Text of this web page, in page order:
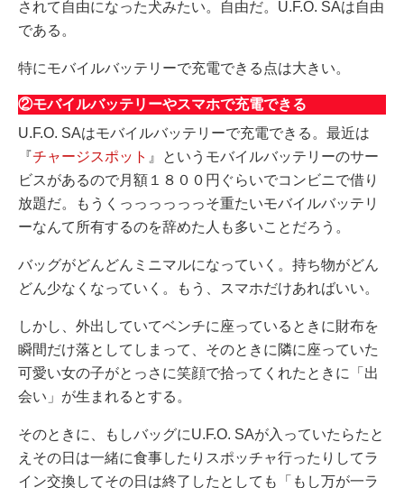
されて自由になった犬みたい。自由だ。U.F.O. SAは自由
である。
特にモバイルバッテリーで充電できる点は大きい。
②モバイルバッテリーやスマホで充電できる
U.F.O. SAはモバイルバッテリーで充電できる。最近は
『 チャージスポット 』というモバイルバッテリーのサー
ビスがあるので月額１８００円ぐらいでコンビニで借り
放題だ。もうくっっっっっっそ重たいモバイルバッテリ
ーなんて所有するのを辞めた人も多いことだろう。
バッグがどんどんミニマルになっていく。持ち物がどん
どん少なくなっていく。もう、スマホだけあればいい。
しかし、外出していてベンチに座っているときに財布を
瞬間だけ落としてしまって、そのときに隣に座っていた
可愛い女の子がとっさに笑顔で拾ってくれたときに「出
会い」が生まれるとする。
そのときに、もしバッグにU.F.O. SAが入っていたらたと
えその日は一緒に食事したりスポッチャ行ったりしてラ
イン交換してその日は終了したとしても「もし万が一ラ